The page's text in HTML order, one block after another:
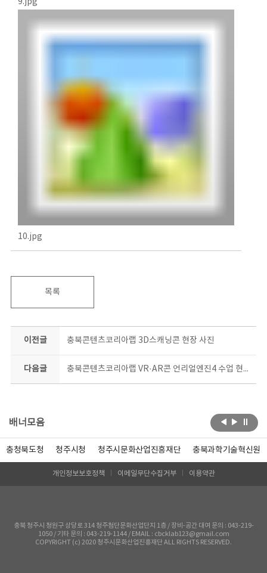
10.jpg
목록
이전글 충북콘텐츠코리아랩 3D스캐닝콘 현장 사진
다음글 충북콘텐츠코리아랩 VR·AR콘 언리얼엔진4 수업 현장 사진
배너모음
충청북도청 청주시청 청주시문화산업진흥재단 충북과학기술혁신원
개인정보보호정책 이메일무단수집거부 이용약관
충북 청주시 청원구 상당로 314 청주첨단문화산업단지 1층 / 장비-공간 대여 문의 : 043-219-
1050 / 기타 문의 : 043-219-1144 / EMAIL : cbcklab123@gmail.com
COPYRIGHT (c) 2020 청주시문화산업진흥재단 ALL RIGHTS RESERVED.